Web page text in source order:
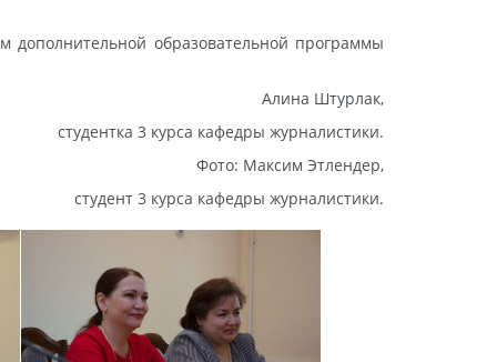
дополнительной образовательной программы
Алина Штурлак,
студентка 3 курса кафедры журналистики.
Фото: Максим Этлендер,
студент 3 курса кафедры журналистики.